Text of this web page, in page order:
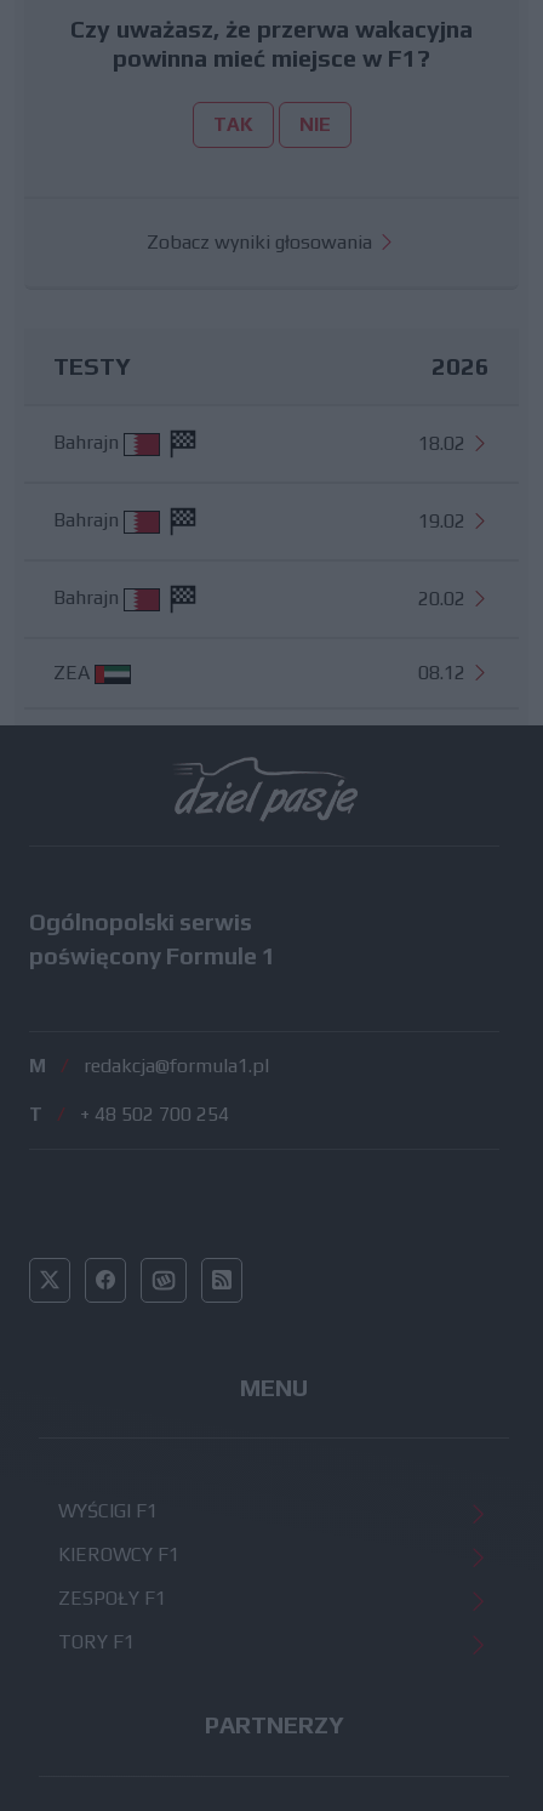
Czy uważasz, że przerwa wakacyjna
powinna mieć miejsce w F1?
TAK NIE
Zobacz wyniki głosowania
TESTY 2026
Bahrajn 18.02
Bahrajn 19.02
Bahrajn 20.02
ZEA 08.12
Ogólnopolski serwis
poświęcony Formule 1
M / redakcja@formula1.pl
T / + 48 502 700 254
MENU
WYŚCIGI F1
KIEROWCY F1
ZESPOŁY F1
TORY F1
PARTNERZY